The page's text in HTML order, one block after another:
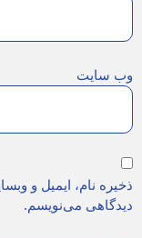
وب‌ سایت
ذخیره نام، ایمیل و
دیدگاهی می‌نویسم.